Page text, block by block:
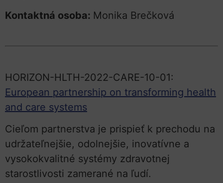
Kontaktná osoba: Monika Brečková
HORIZON-HLTH-2022-CARE-10-01:
European partnership on transforming health
and care systems
Cieľom partnerstva je prispieť k prechodu na
udržateľnejšie, odolnejšie, inovatívne a
vysokokvalitné systémy zdravotnej
starostlivosti zamerané na ľudí.